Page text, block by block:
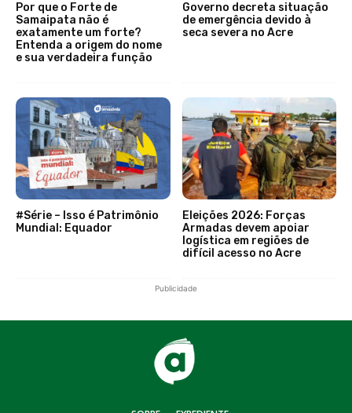
Por que o Forte de
Samaipata não é
exatamente um forte?
Entenda a origem do nome
e sua verdadeira função
Governo decreta situação
de emergência devido à
seca severa no Acre
#Série – Isso é Patrimônio
Mundial: Equador
Eleições 2026: Forças
Armadas devem apoiar
logística em regiões de
difícil acesso no Acre
Publicidade